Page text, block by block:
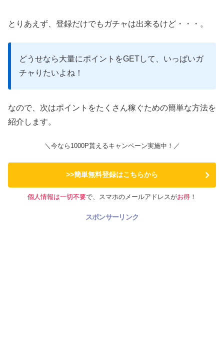
とりあえず、登録だけでもガチャは出来るけど・・・。
どうせなら大量にポイントをGETして、いっぱいガ
チャりたいよね！
なので、次はポイントをたくさん稼ぐための簡単な方法を
紹介します。
＼今なら1000P貰えるキャンペーン実施中！／
>>簡単無料登録はこちらから
個人情報は一切不要で、スマホのメールアドレスがお得 ！
スポンサーリンク